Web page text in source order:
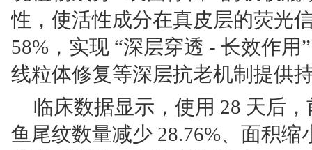
性，使活性成分在真皮层的荧光
58%，实现 “深层穿透 - 长效作
线粒体修复等深层抗老机制提供
临床数据显示，使用 28 天后
鱼尾纹数量减少 28.76%、面积缩